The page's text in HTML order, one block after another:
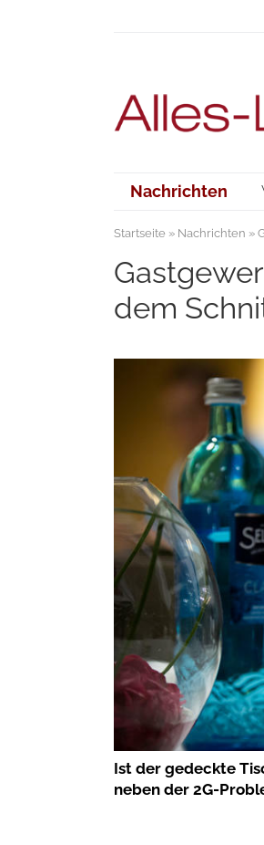
Nachrichten
Startseite» Nachrichten »
dem
Ist der gedeckte
neben der 2G-